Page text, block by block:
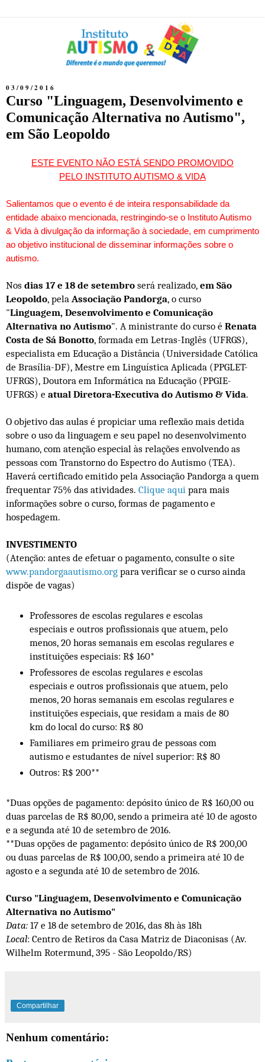
03/09/2016
Curso "Linguagem, Desenvolvimento e
Comunicação Alternativa no Autismo",
em São Leopoldo
ESTE EVENTO NÃO ESTÁ SENDO PROMOVIDO
PELO INSTITUTO AUTISMO & VIDA
Salientamos que o evento é de inteira responsabilidade da
entidade abaixo mencionada, restringindo-se o Instituto Autismo
& Vida à divulgação da informação à sociedade, em cumprimento
ao objetivo institucional de disseminar informações sobre o
autismo.
Nos dias 17 e 18 de setembro será realizado, em São
Leopoldo, pela Associação Pandorga, o curso
"Linguagem, Desenvolvimento e Comunicação
Alternativa no Autismo". A ministrante do curso é Renata
Costa de Sá Bonotto, formada em Letras-Inglês (UFRGS),
especialista em Educação a Distância (Universidade Católica
de Brasília-DF), Mestre em Linguística Aplicada (PPGLET-
UFRGS), Doutora em Informática na Educação (PPGIE-
UFRGS) e atual Diretora-Executiva do Autismo & Vida.
O objetivo das aulas é propiciar uma reflexão mais detida
sobre o uso da linguagem e seu papel no desenvolvimento
humano, com atenção especial às relações envolvendo as
pessoas com Transtorno do Espectro do Autismo (TEA).
Haverá certificado emitido pela Associação Pandorga a quem
frequentar 75% das atividades. Clique aqui para mais
informações sobre o curso, formas de pagamento e
hospedagem.
INVESTIMENTO
(Atenção: antes de efetuar o pagamento, consulte o site
www.pandorgaautismo.org para verificar se o curso ainda
dispõe de vagas)
Professores de escolas regulares e escolas
especiais e outros profissionais que atuem, pelo
menos, 20 horas semanais em escolas regulares e
instituições especiais: R$ 160*
Professores de escolas regulares e escolas
especiais e outros profissionais que atuem, pelo
menos, 20 horas semanais em escolas regulares e
instituições especiais, que residam a mais de 80
km do local do curso: R$ 80
Familiares em primeiro grau de pessoas com
autismo e estudantes de nível superior: R$ 80
Outros: R$ 200**
*Duas opções de pagamento: depósito único de R$ 160,00 ou
duas parcelas de R$ 80,00, sendo a primeira até 10 de agosto
e a segunda até 10 de setembro de 2016.
**Duas opções de pagamento: depósito único de R$ 200,00
ou duas parcelas de R$ 100,00, sendo a primeira até 10 de
agosto e a segunda até 10 de setembro de 2016.
Curso "Linguagem, Desenvolvimento e Comunicação
Alternativa no Autismo"
Data: 17 e 18 de setembro de 2016, das 8h às 18h
Local: Centro de Retiros da Casa Matriz de Diaconisas (Av.
Wilhelm Rotermund, 395 - São Leopoldo/RS)
Compartilhar
Nenhum comentário: